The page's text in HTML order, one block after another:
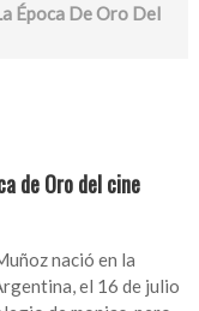
Época De Oro Del
de Oro del cine
nació en la
el 16 de julio